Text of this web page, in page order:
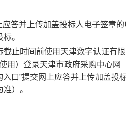
应答并上传加盖投标人电子签章
。
止时间前使用天津数字认证有
用）登录天津市政府采购中心网
入口”提交网上应答并上传加盖投
）。